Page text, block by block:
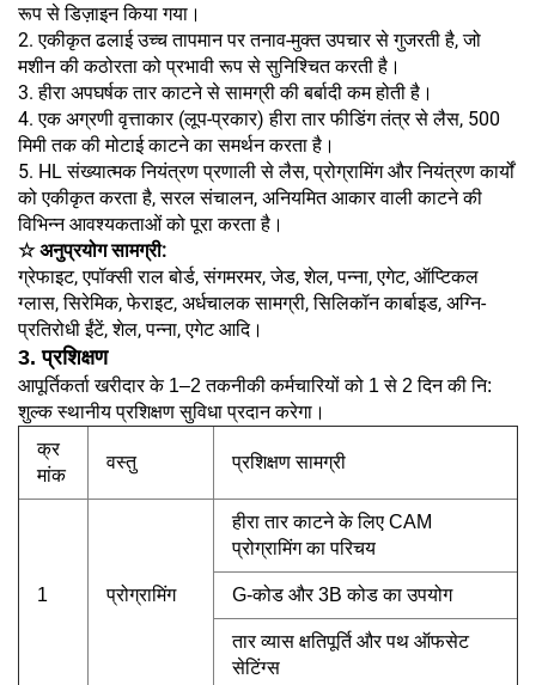
रूप से डिज़ाइन किया गया।
2. एकीकृत ढलाई उच्च तापमान पर तनाव-मुक्त उपचार से गुजरती है, जो
मशीन की कठोरता को प्रभावी रूप से सुनिश्चित करती है।
3. हीरा अपघर्षक तार काटने से सामग्री की बर्बादी कम होती है।
4. एक अग्रणी वृत्ताकार (लूप-प्रकार) हीरा तार फीडिंग तंत्र से लैस, 500
मिमी तक की मोटाई काटने का समर्थन करता है।
5. HL संख्यात्मक नियंत्रण प्रणाली से लैस, प्रोग्रामिंग और नियंत्रण कार्यों
को एकीकृत करता है, सरल संचालन, अनियमित आकार वाली काटने की
विभिन्न आवश्यकताओं को पूरा करता है।
☆ अनुप्रयोग सामग्री:
ग्रेफाइट, एपॉक्सी राल बोर्ड, संगमरमर, जेड, शेल, पन्ना, एगेट, ऑप्टिकल
ग्लास, सिरेमिक, फेराइट, अर्धचालक सामग्री, सिलिकॉन कार्बाइड, अग्नि-
प्रतिरोधी ईंटें, शेल, पन्ना, एगेट आदि।
3. प्रशिक्षण
आपूर्तिकर्ता खरीदार के 1–2 तकनीकी कर्मचारियों को 1 से 2 दिन की नि:
शुल्क स्थानीय प्रशिक्षण सुविधा प्रदान करेगा।
क्र
मांक
वस्तु प्रशिक्षण सामग्री
1 प्रोग्रामिंग
हीरा तार काटने के लिए CAM
प्रोग्रामिंग का परिचय
G-कोड और 3B कोड का उपयोग
तार व्यास क्षतिपूर्ति और पथ ऑफसेट
सेटिंग्स